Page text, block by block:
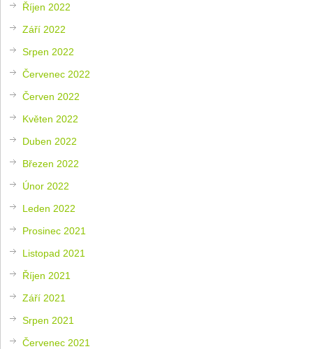
Říjen 2022
Září 2022
Srpen 2022
Červenec 2022
Červen 2022
Květen 2022
Duben 2022
Březen 2022
Únor 2022
Leden 2022
Prosinec 2021
Listopad 2021
Říjen 2021
Září 2021
Srpen 2021
Červenec 2021